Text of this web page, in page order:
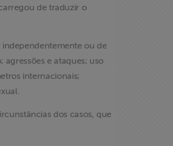
de traduzir o
ou de
e ataques; uso
internacionais;
dos casos, que